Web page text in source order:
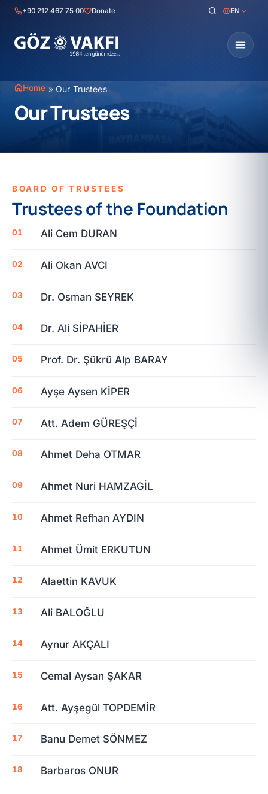
Skip
content
+90 212 467 75 00 Donate EN
Home » Our Trustees
Our Trustees
BOARD OF TRUSTEES
Trustees of the Foundation
Ali Cem DURAN
Ali Okan AVCI
Dr. Osman SEYREK
Dr. Ali SİPAHİER
Prof. Dr. Şükrü Alp BARAY
Ayşe Aysen KİPER
Att. Adem GÜREŞÇİ
Ahmet Deha OTMAR
Ahmet Nuri HAMZAGİL
Ahmet Refhan AYDIN
Ahmet Ümit ERKUTUN
Alaettin KAVUK
Ali BALOĞLU
Aynur AKÇALI
Cemal Aysan ŞAKAR
Att. Ayşegül TOPDEMİR
Banu Demet SÖNMEZ
Barbaros ONUR